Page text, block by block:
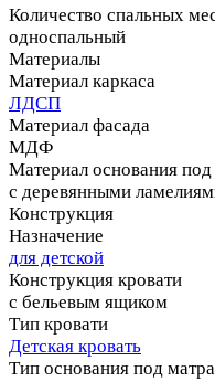
Количество спальных
односпальный
Материалы
Материал каркаса
ЛДСП
Материал фасада
МДФ
Материал основания под
с деревянными
Конструкция
Назначение
для детской
Конструкция кровати
с бельевым ящиком
Тип кровати
Детская кровать
Тип основания под